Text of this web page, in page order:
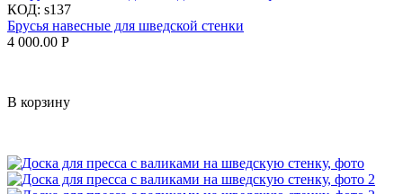
КОД: s137
Брусья навесные для шведской стенки
4 000.00 Р
В корзину